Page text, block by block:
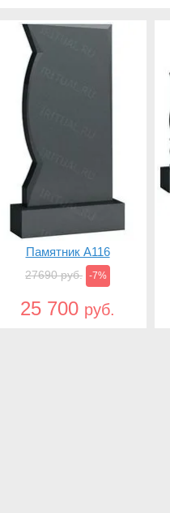
Памятник A116
27690 руб. -7%
25 700 руб.